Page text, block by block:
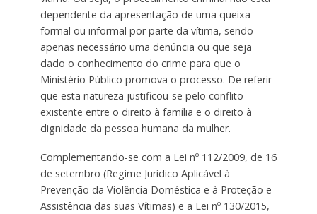
dependente da apresentação de uma queixa
formal ou informal por parte da vítima, sendo
apenas necessário uma denúncia ou que seja
dado o conhecimento do crime para que o
Ministério Público promova o processo. De referir
que esta natureza justificou-se pelo conflito
existente entre o direito à família e o direito à
dignidade da pessoa humana da mulher.
Complementando-se com a Lei nº 112/2009, de 16
de setembro (Regime Jurídico Aplicável à
Prevenção da Violência Doméstica e à Proteção e
Assistência das suas Vítimas) e a Lei nº 130/2015,